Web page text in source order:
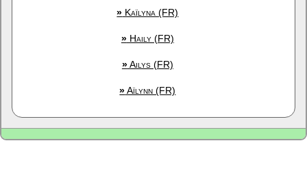
» Kaïlyna (FR)
»Haily (FR)
»Ailys (FR)
»Aïlynn (FR)